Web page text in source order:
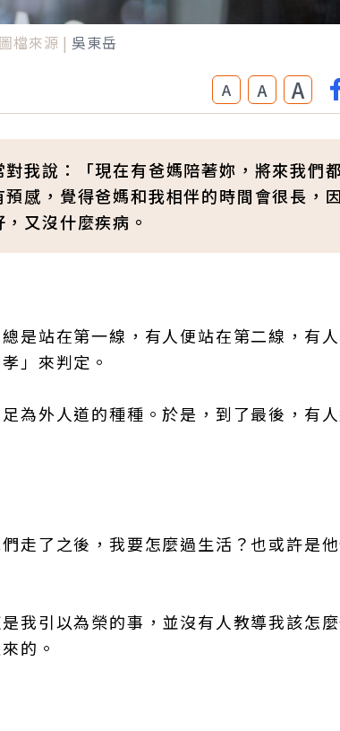
圖檔來源 | 吳東岳
A A A
我說：「現在有爸媽陪著妳，將來我們
感，覺得爸媽和我相伴的時間會很長，
又沒什麼疾病。
是站在第一線，有人便站在第二線，有
」來判定。
為外人道的種種。於是，到了最後，有
走了之後，我要怎麼過生活？也或許是
是我引以為榮的事，並沒有人教導我該怎
的。